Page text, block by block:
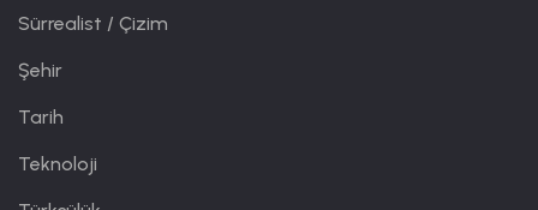
Sürrealist / Çizim
Şehir
Tarih
Teknoloji